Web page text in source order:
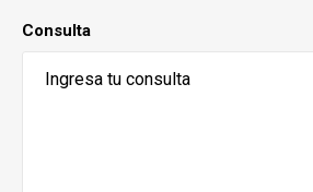
Consulta